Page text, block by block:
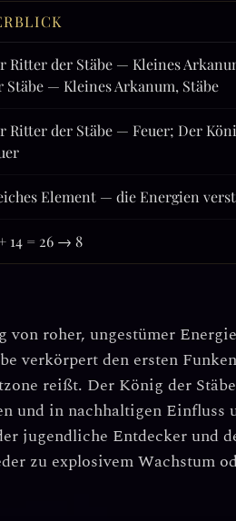
Ritter der Stäbe — Kleines
Stäbe — Kleines Arkanum, Stäbe
Ritter der Stäbe — Feuer; Der
Element — die Energien
14 = 26 → 8
roher, ungestümer
verkörpert den ersten
reißt. Der König der
und in nachhaltigen Einfluss
jugendliche Entdecker und
zu explosivem Wachstum